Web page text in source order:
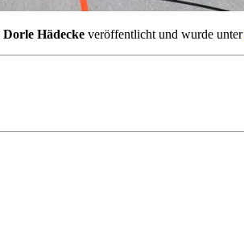
Dorle Hädecke veröffentlicht und wurde unter